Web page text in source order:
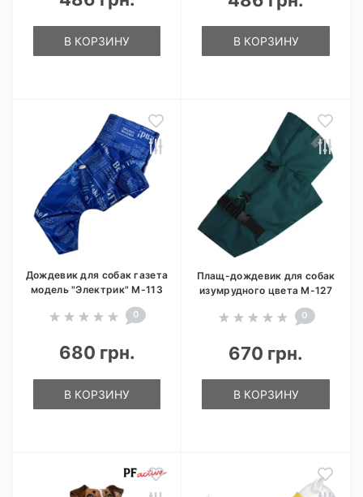
В КОРЗИНУ В КОРЗИНУ
Дождевик для собак газета
модель "Электрик" M-113
0
680 грн.
В КОРЗИНУ
Плащ-дождевик для собак
изумрудного цвета M-127
0
670 грн.
В КОРЗИНУ